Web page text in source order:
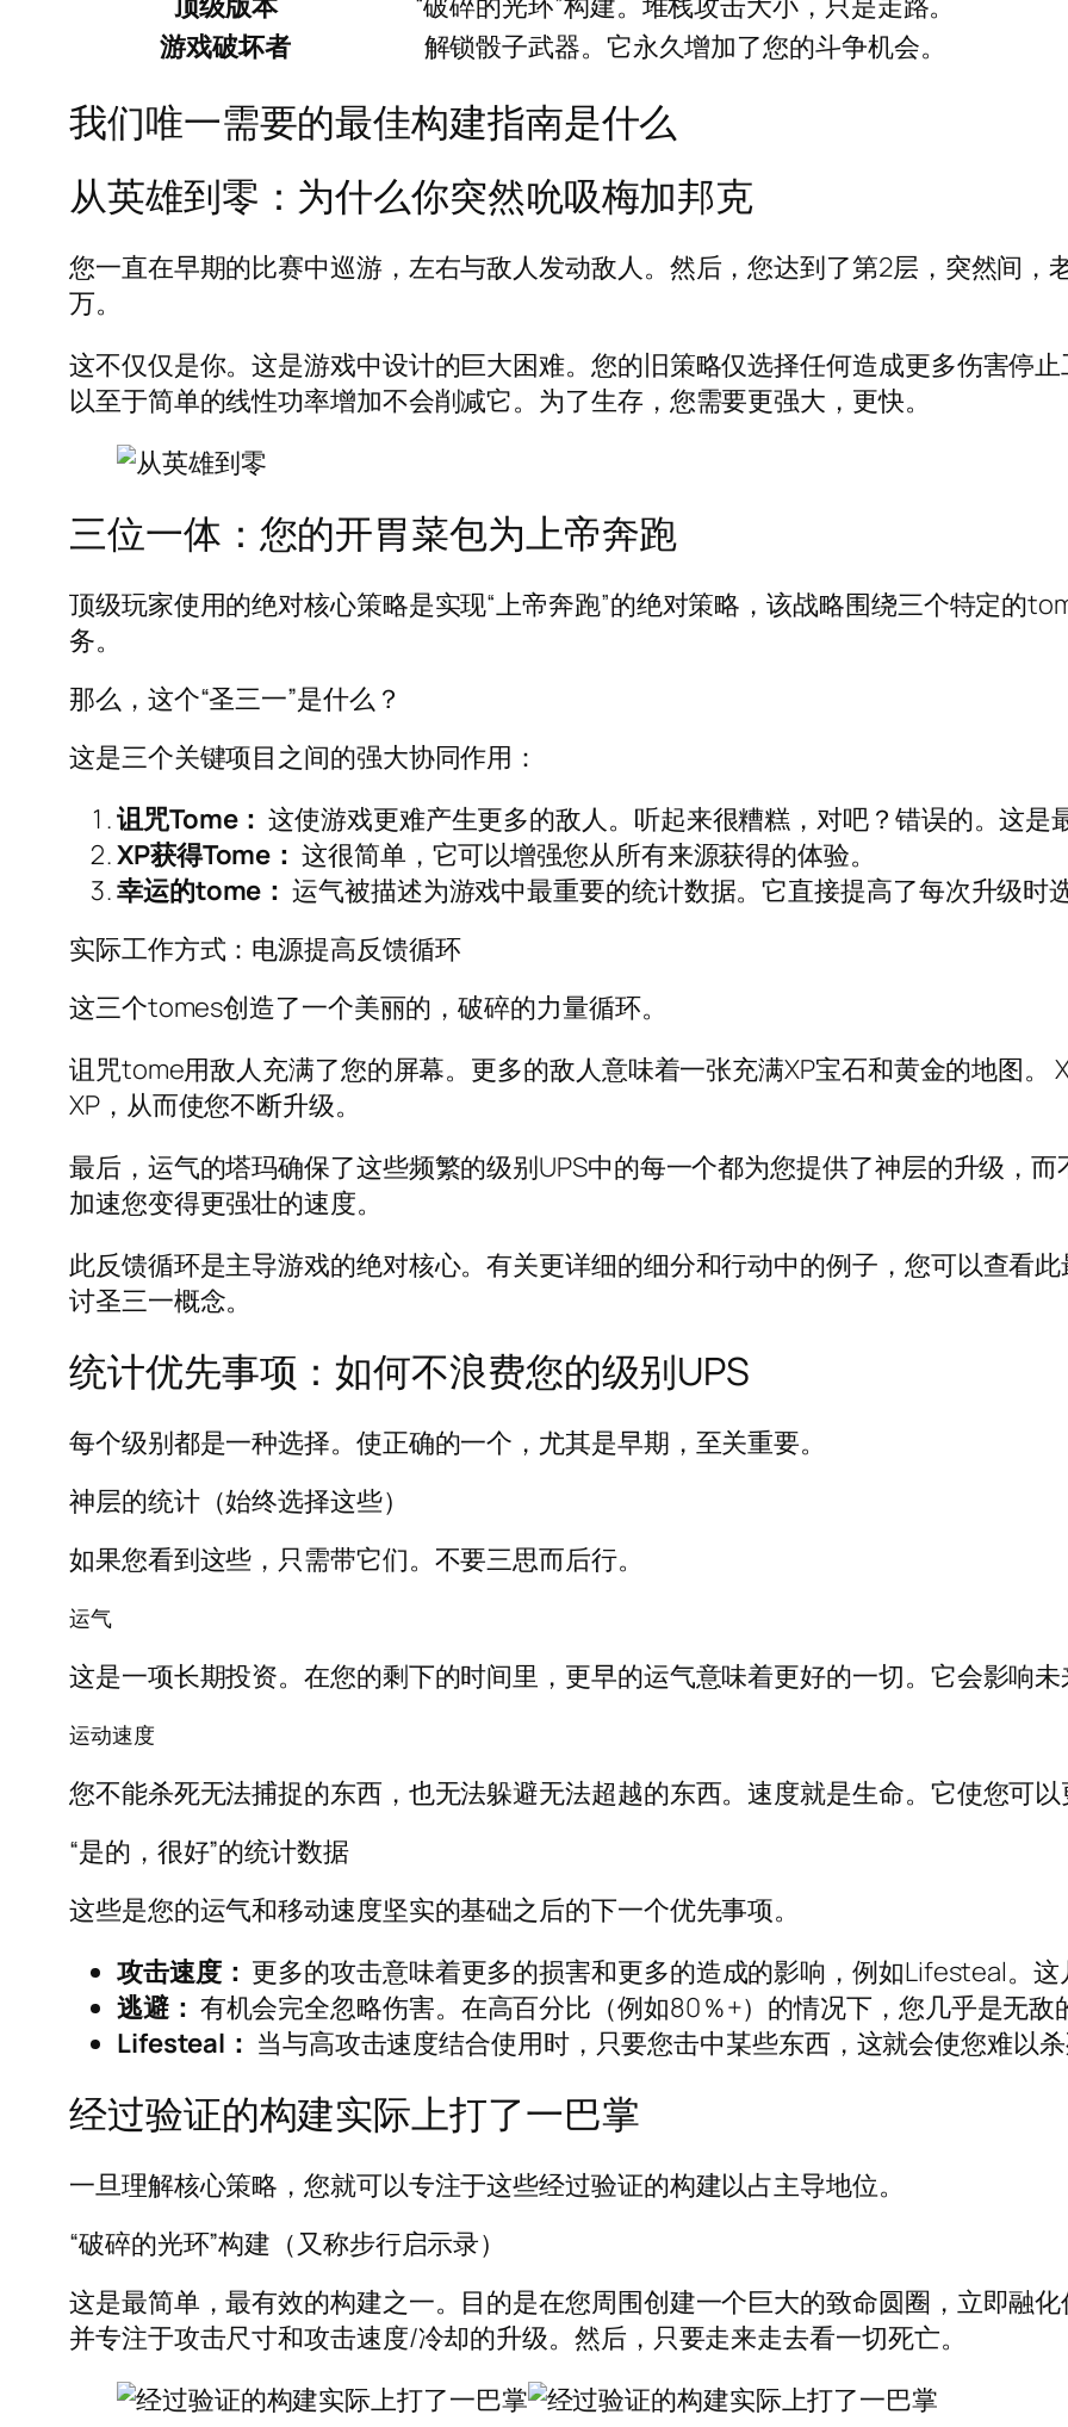
游戏破坏者
解锁骰子武器。它永久增加了您的斗争机会。
我们唯一需要的最佳构建指南是什么
从英雄到零：为什么你突然吮吸梅加邦克
您一直在早期的比赛中巡游，左右与敌人发动敌人。然后，您达到了第2层，突然间
万。
这不仅仅是你。这是游戏中设计的巨大困难。您的旧策略仅选择任何造成更多伤害停
以至于简单的线性功率增加不会削减它。为了生存，您需要更强大，更快。
三位一体：您的开胃菜包为上帝奔跑
顶级玩家使用的绝对核心策略是实现“上帝奔跑”的绝对策略，该战略围绕三个特定的
务。
那么，这个“圣三一”是什么？
这是三个关键项目之间的强大协同作用：
诅咒Tome： 这使游戏更难产生更多的敌人。听起来很糟糕，对吧？错误的。这是
XP获得Tome： 这很简单，它可以增强您从所有来源获得的体验。
幸运的tome： 运气被描述为游戏中最重要的统计数据。它直接提高了每次升级时
实际工作方式：电源提高反馈循环
这三个tomes创造了一个美丽的，破碎的力量循环。
诅咒tome用敌人充满了您的屏幕。更多的敌人意味着一张充满XP宝石和黄金的地图。
XP，从而使您不断升级。
最后，运气的塔玛确保了这些频繁的级别UPS中的每一个都为您提供了神层的升级，
加速您变得更强壮的速度。
此反馈循环是主导游戏的绝对核心。有关更详细的细分和行动中的例子，您可以查看
讨圣三一概念。
统计优先事项：如何不浪费您的级别UPS
每个级别都是一种选择。使正确的一个，尤其是早期，至关重要。
神层的统计（始终选择这些）
如果您看到这些，只需带它们。不要三思而后行。
运气
这是一项长期投资。在您的剩下的时间里，更早的运气意味着更好的一切。它会影响未
运动速度
您不能杀死无法捕捉的东西，也无法躲避无法超越的东西。速度就是生命。它使您可以
“是的，很好”的统计数据
这些是您的运气和移动速度坚实的基础之后的下一个优先事项。
攻击速度： 更多的攻击意味着更多的损害和更多的造成的影响，例如Lifesteal。这
逃避： 有机会完全忽略伤害。在高百分比（例如80％+）的情况下，您几乎是无敌
Lifesteal： 当与高攻击速度结合使用时，只要您击中某些东西，这就会使您难以杀
经过验证的构建实际上打了一巴掌
一旦理解核心策略，您就可以专注于这些经过验证的构建以占主导地位。
“破碎的光环”构建（又称步行启示录）
这是最简单，最有效的构建之一。目的是在您周围创建一个巨大的致命圆圈，立即融
并专注于攻击尺寸和攻击速度/冷却的升级。然后，只要走来走去看一切死亡。